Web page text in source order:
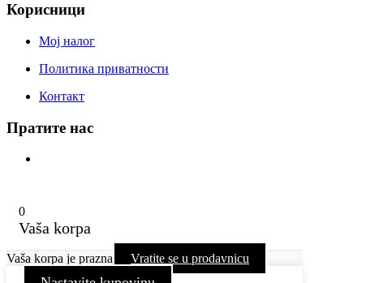
Корисници
Мој налог
Политика приватности
Контакт
Пратите нас
0
Vaša korpa
Vaša korpa je prazna Vratite se u prodavnicu